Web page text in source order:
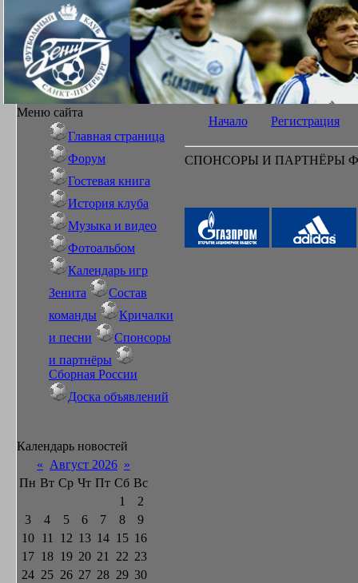
Меню сайта
Главная страница
Форум
Гостевая книга
История клуба
Музыка и видео
Фотоальбом
Календарь игр
Зенита
Состав
команды
Кричалки
и песни
Спонсоры
и партнёры
Сборная России
Доска объявлений
Календарь новостей
« Август 2026 »
Пн Вт Ср Чт Пт Сб Вс
1
2
3
4 5 6 7 8
9
10
11 12 13 14 15 16
17 18 19 20 21 22 23
24 25 26 27 28 29 30
Начало Регистрация
СПОНСОРЫ И ПАРТНЁРЫ